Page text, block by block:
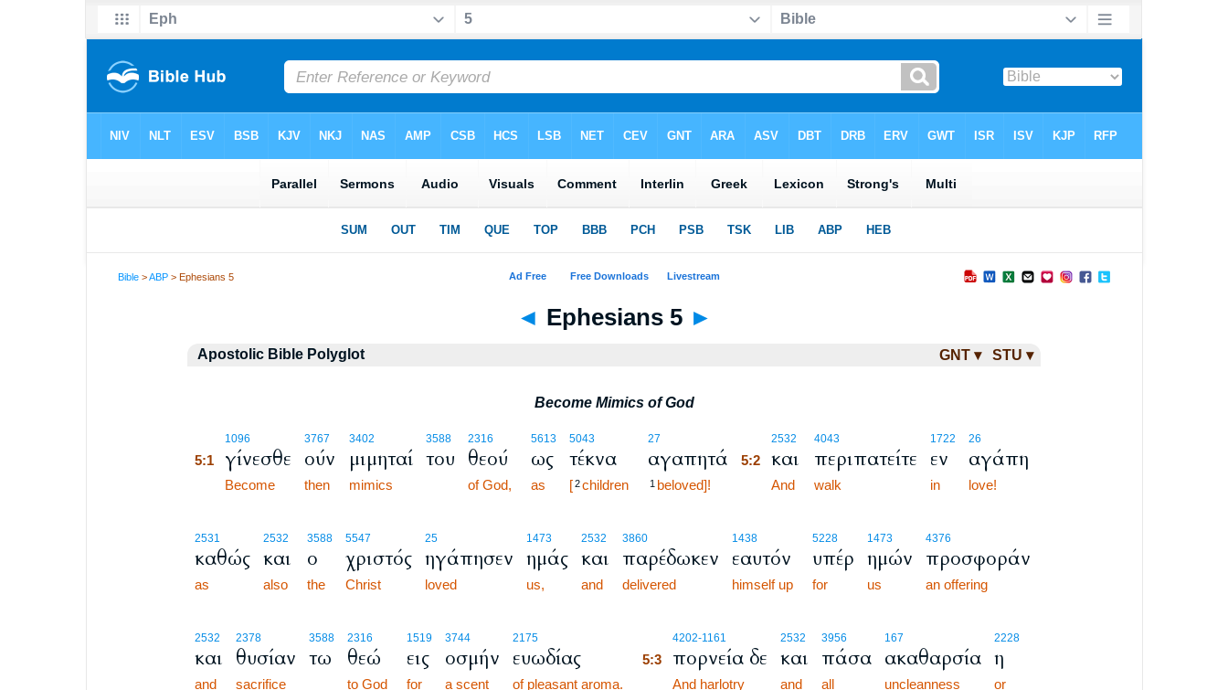
Bible >ABP > Ephesians 5
◄ Ephesians 5 ►
Apostolic Bible Polyglot GNT ▾ STU ▾
Become Mimics of God
1096
5:1 γίνεσθε
Become
3767
ούν
then
3402
μιμηταί
mimics
3588
του
2316
θεού
of God,
5613
ως
as
5043
τέκνα
[ 2 children
27
αγαπητά
1 beloved]!
2532
5:2 και
And
4043
περιπατείτε
walk
1722
εν
in
26
αγάπη
love!
2531
καθώς
as
2532
και
also
3588
ο
the
5547
χριστός
Christ
25
ηγάπησεν
loved
1473
ημάς
us,
2532
και
and
3860
παρέδωκεν
delivered
1438
εαυτόν
himself up
5228
υπέρ
for
1473
ημών
us
4376
προσφοράν
an offering
2532
και
and
2378
θυσίαν
sacrifice
3588
τω
2316
θεώ
to God
1519
εις
for
3744
οσμήν
a scent
2175
ευωδίας
of pleasant aroma.
4202-1161
5:3 πορνεία δε
And harlotry
2532
και
and
3956
πάσα
all
167
ακαθαρσία
uncleanness
2228
η
or